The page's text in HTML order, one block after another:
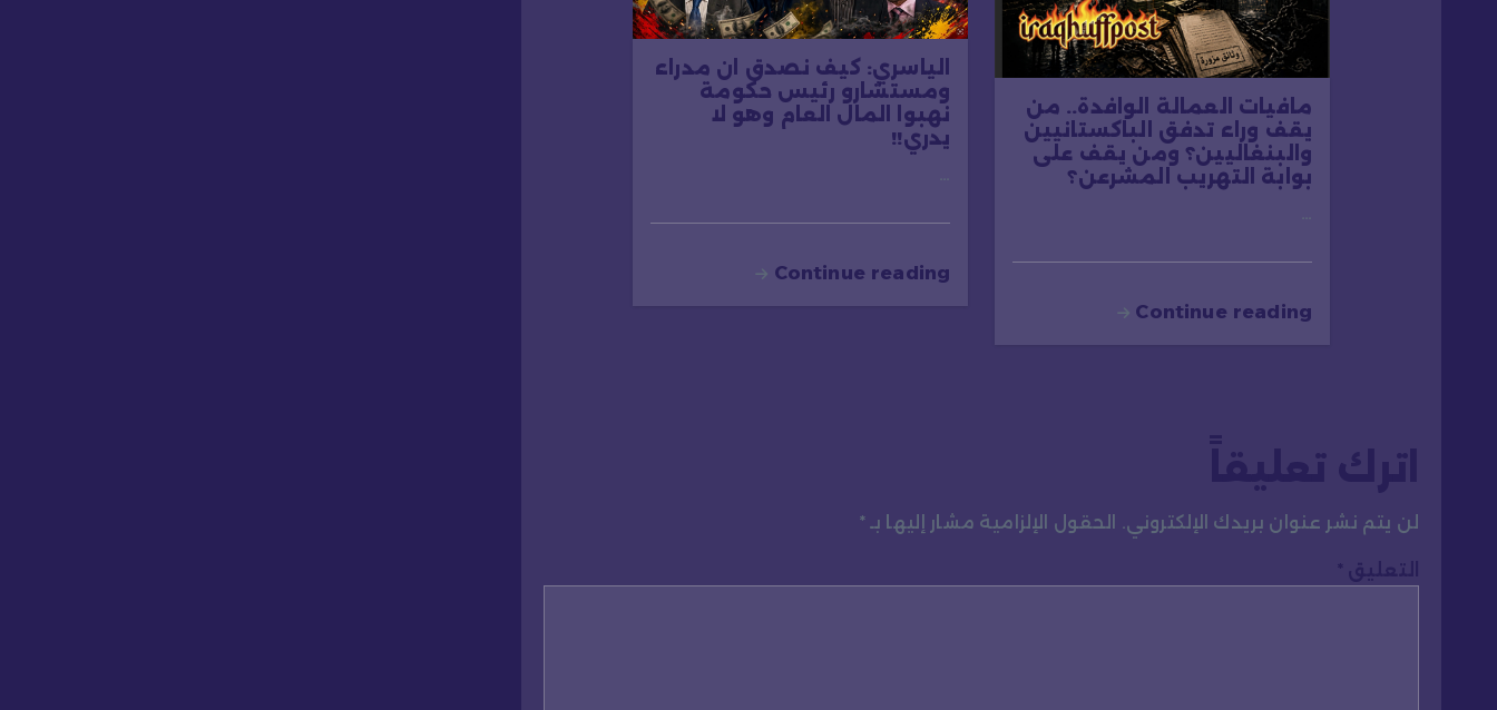
مافيات العمالة الوافدة.. من
يقف وراء تدفق الباكستانيين
والبنغاليين؟ ومن يقف على
بوابة التهريب المشرعن؟
…
Continue reading
الياسري: كيف نصدق ان مدراء
ومستشارو رئيس حكومة
نهبوا المال العام وهو لا
يدري!!
…
Continue reading
اترك تعليقاً
لن يتم نشر عنوان بريدك الإلكتروني. الحقول الإلزامية مشار إليها بـ*